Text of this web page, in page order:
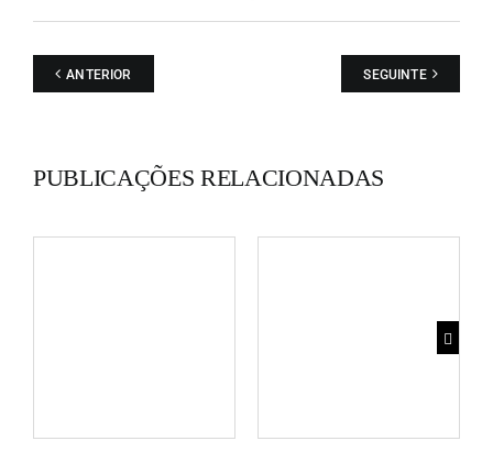
ANTERIOR SEGUINTE
PUBLICAÇÕES RELACIONADAS